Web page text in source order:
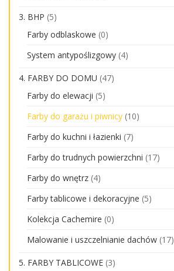
3. BHP (5)
Farby odblaskowe (0)
System antypoślizgowy (4)
4. FARBY DO DOMU (47)
Farby do elewacji (5)
Farby do garażu i piwnicy (10)
Farby do kuchni i łazienki (7)
Farby do trudnych powierzchni (17)
Farby do wnętrz (4)
Farby tablicowe i dekoracyjne (5)
Kolekcja Cachemire (0)
Malowanie i uszczelnianie dachów (17)
5. FARBY TABLICOWE (3)